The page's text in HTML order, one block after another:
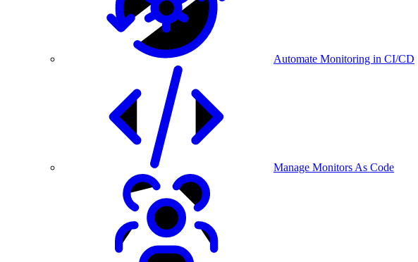
Automate Monitoring in CI/CD
Manage Monitors As Code